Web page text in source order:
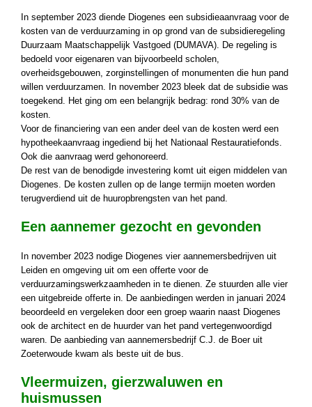
In september 2023 diende Diogenes een subsidieaanvraag voor de
kosten van de verduurzaming in op grond van de subsidieregeling
Duurzaam Maatschappelijk Vastgoed (DUMAVA). De regeling is
bedoeld voor eigenaren van bijvoorbeeld scholen,
overheidsgebouwen, zorginstellingen of monumenten die hun pand
willen verduurzamen. In november 2023 bleek dat de subsidie was
toegekend. Het ging om een belangrijk bedrag: rond 30% van de
kosten.
Voor de financiering van een ander deel van de kosten werd een
hypotheekaanvraag ingediend bij het Nationaal Restauratiefonds.
Ook die aanvraag werd gehonoreerd.
De rest van de benodigde investering komt uit eigen middelen van
Diogenes. De kosten zullen op de lange termijn moeten worden
terugverdiend uit de huuropbrengsten van het pand.
Een aannemer gezocht en gevonden
In november 2023 nodige Diogenes vier aannemersbedrijven uit
Leiden en omgeving uit om een offerte voor de
verduurzamingswerkzaamheden in te dienen. Ze stuurden alle vier
een uitgebreide offerte in. De aanbiedingen werden in januari 2024
beoordeeld en vergeleken door een groep waarin naast Diogenes
ook de architect en de huurder van het pand vertegenwoordigd
waren. De aanbieding van aannemersbedrijf C.J. de Boer uit
Zoeterwoude kwam als beste uit de bus.
Vleermuizen, gierzwaluwen en
huismussen